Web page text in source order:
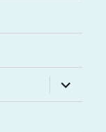
submenu